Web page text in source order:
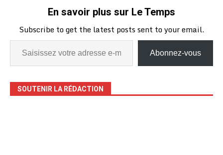
Etats-Unis et les
porté ce projet musical. À
trente…
En savoir plus sur Le Temps
Subscribe to get the latest posts sent to your email.
Abonnez-vous
SOUTENIR LA RÉDACTION